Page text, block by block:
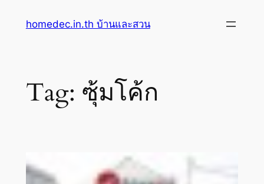
homedec.in.th บ้านและสวน
Tag: ซุ้มโค้ก